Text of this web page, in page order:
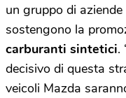
un gruppo di
sostengono la
carburanti sintetici.
decisivo di questa
veicoli Mazda